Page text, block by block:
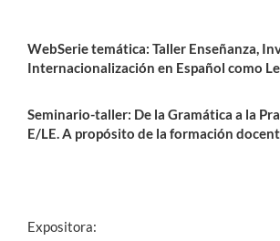
WebSerie temática: Taller Enseñanza,
Internacionalización en Español como
Seminario-taller: De la Gramática a la
E/LE. A propósito de la formación
Expositora: